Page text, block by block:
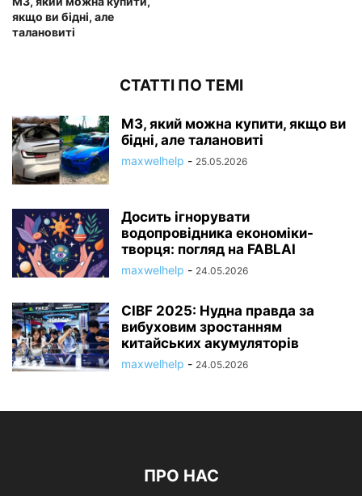
якщо ви бідні, але
талановиті
СТАТТІ ПО ТЕМІ
M3, який можна купити, якщо ви
бідні, але талановиті
maxwelhelp - 25.05.2026
Досить ігнорувати
водопровідника економіки-
творця: погляд на FABLAI
maxwelhelp - 24.05.2026
CIBF 2025: Нудна правда за
вибуховим зростанням
китайських акумуляторів
maxwelhelp - 24.05.2026
ПРО НАС